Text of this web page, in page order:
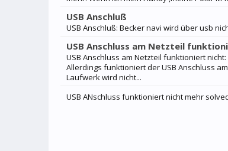
USB Anschluß
USB Anschluß: Becker navi wird über usb
USB Anschluss am Netzteil
USB Anschluss am Netzteil funktioniert
Allerdings funktioniert der USB Anschluss
Laufwerk wird nicht...
USB ANschluss funktioniert nicht mehr